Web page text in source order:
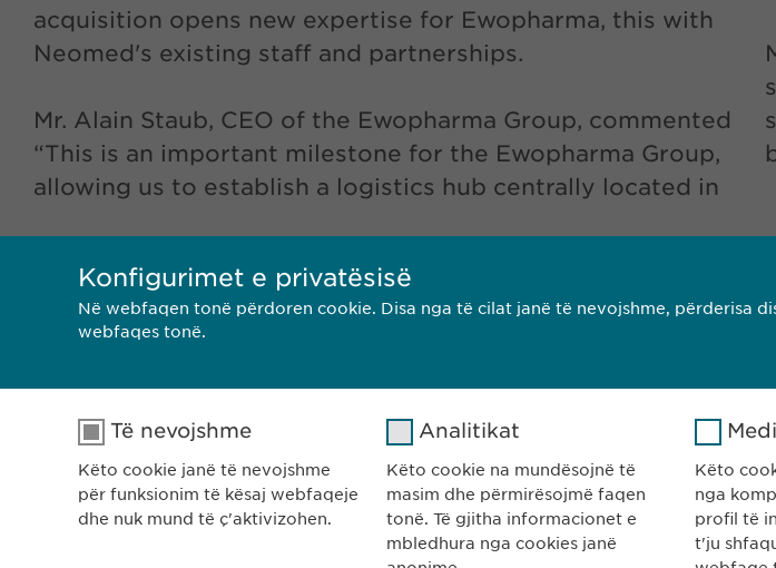
acquisition opens new expertise for Ewopharma, this with
Neomed's existing staff and partnerships.
Mr. Alain Staub, CEO of the Ewopharma Group, commented
“This is an important milestone for the Ewopharma Group,
allowing us to establish a logistics hub centrally located in
<< MBRAPA KONTAKTI
Konfigurimet e privatësisë
Në webfaqen tonë përdoren cookie. Disa nga të cilat janë të nevojshme, përderisa
webfaqes tonë.
Të nevojshme
Këto cookie janë të nevojshme
për funksionim të kësaj webfaqeje
dhe nuk mund të ç'aktivizohen.
Analitikat
Këto cookie na mundësojnë të
masim dhe përmirësojmë faqen
tonë. Të gjitha informacionet e
mbledhura nga cookies janë
Këto
nga
profil të
t'ju